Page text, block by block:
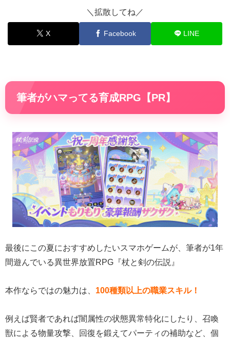
＼拡散してね／
X Facebook LINE
筆者がハマってる育成RPG【PR】
最後にこの夏におすすめしたいスマホゲームが、筆者が1年
間遊んでいる異世界放置RPG『杖と剣の伝説』
本作ならではの魅力は、 100種類以上の職業スキル！
例えば賢者であれば闇属性の状態異常特化にしたり、召喚
獣による物量攻撃、回復を鍛えてパーティの補助など、個